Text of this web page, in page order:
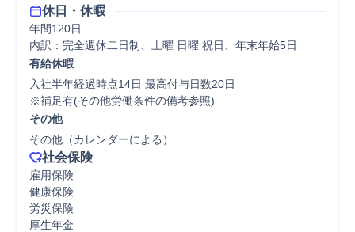
休日・休暇
年間120日
内訳：完全週休二日制、土曜 日曜 祝日、年末年始5日
有給休暇
入社半年経過時点14日 最高付与日数20日
※補足有(その他労働条件の備考参照)
その他
その他（カレンダーによる）
社会保険
雇用保険
健康保険
労災保険
厚生年金